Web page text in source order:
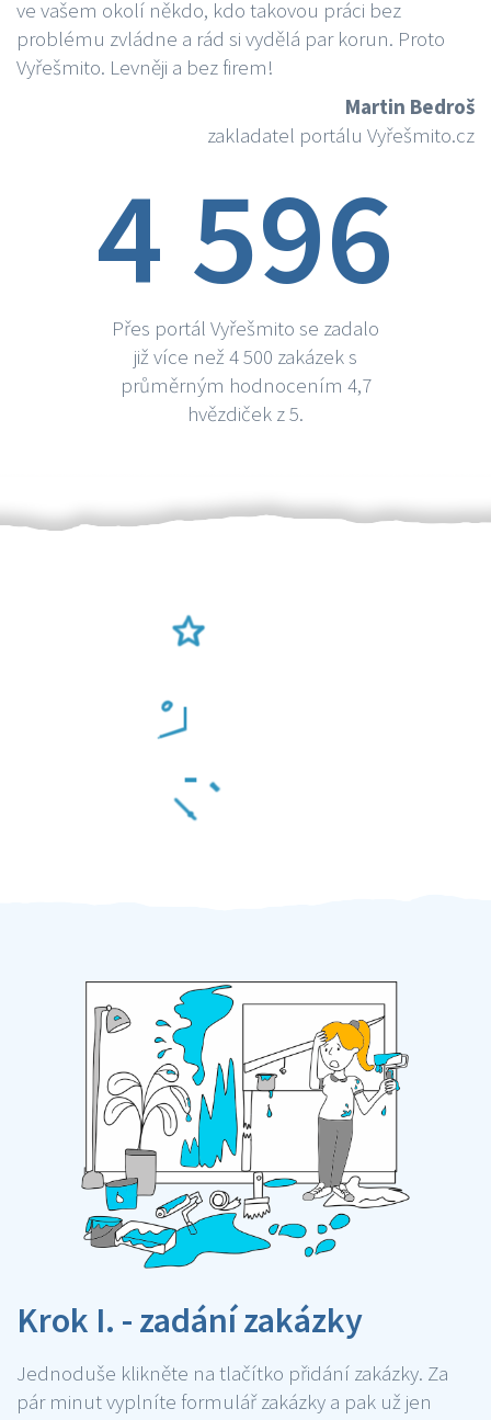
ve vašem okolí někdo, kdo takovou práci bez
problému zvládne a rád si vydělá par korun. Proto
Vyřešmito. Levněji a bez firem!
Martin Bedroš
zakladatel portálu Vyřešmito.cz
4 596
Přes portál Vyřešmito se zadalo
již více než 4 500 zakázek s
průměrným hodnocením 4,7
hvězdiček z 5.
Krok I. - zadání zakázky
Jednoduše klikněte na tlačítko přidání zakázky. Za
pár minut vyplníte formulář zakázky a pak už jen